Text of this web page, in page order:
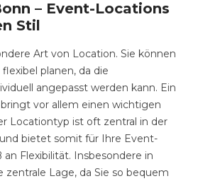
– Event-Locations
Stil
Art von Location. Sie können
planen, da die
angepasst werden kann. Ein
vor allem einen wichtigen
Locationtyp ist oft zentral in der
bietet somit für Ihre Event-
an Flexibilität. Insbesondere in
zentrale Lage, da Sie so bequem